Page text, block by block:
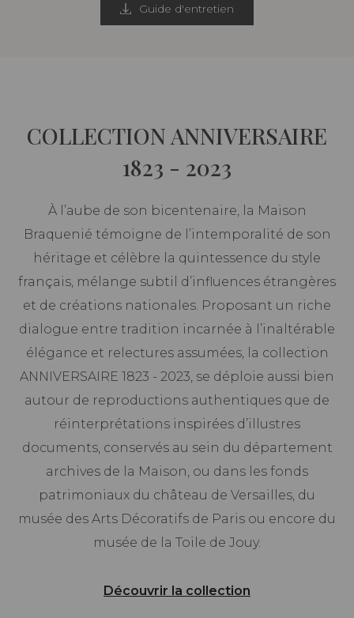
Guide d'entretien
COLLECTION ANNIVERSAIRE
1823 - 2023
À l’aube de son bicentenaire, la Maison
Braquenié témoigne de l’intemporalité de son
héritage et célèbre la quintessence du style
français, mélange subtil d’influences étrangères
et de créations nationales. Proposant un riche
dialogue entre tradition incarnée à l’inaltérable
élégance et relectures assumées, la collection
ANNIVERSAIRE 1823 - 2023, se déploie aussi bien
autour de reproductions authentiques que de
réinterprétations inspirées d’illustres
documents, conservés au sein du département
archives de la Maison, ou dans les fonds
patrimoniaux du château de Versailles, du
musée des Arts Décoratifs de Paris ou encore du
musée de la Toile de Jouy.
Découvrir la collection